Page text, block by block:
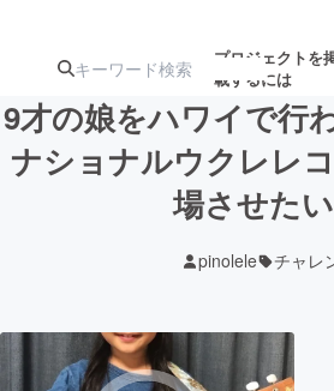
プロジェクトを
載するには
注目の新着プロ募集
テクノロジー・ガジェット
9才の娘をハワイで行
ナショナルウクレレ
場させたい
pinolele チャレ